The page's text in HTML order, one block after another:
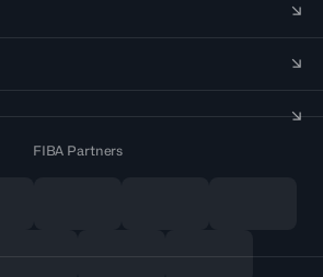
FIBA Partners